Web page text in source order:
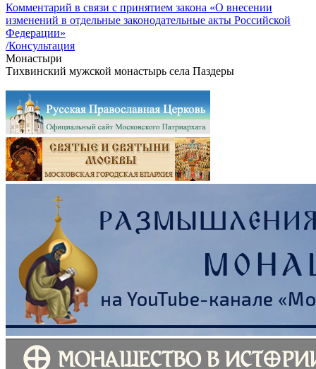
Комментарий в связи с принятием закона «О внесении
изменений в отдельные законодательные акты Российской
Федерации»
/Консультация
Монастыри
Тихвинский мужской монастырь села Паздеры